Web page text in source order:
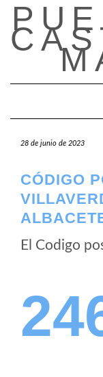
Saltar
contenido
28 de junio de 2023
CÓDIGO
El Codigo